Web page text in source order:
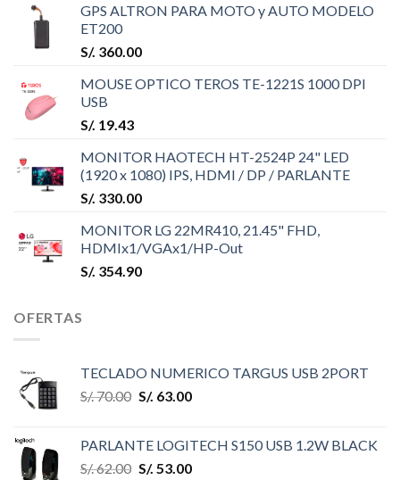
GPS ALTRON PARA MOTO y AUTO MODELO
ET200
S/. 360.00
MOUSE OPTICO TEROS TE-1221S 1000 DPI
USB
S/. 19.43
MONITOR HAOTECH HT-2524P 24" LED
(1920 x 1080) IPS, HDMI / DP / PARLANTE
S/. 330.00
MONITOR LG 22MR410, 21.45" FHD,
HDMIx1/VGAx1/HP-Out
S/. 354.90
OFERTAS
TECLADO NUMERICO TARGUS USB 2PORT
S/.70.00 S/. 63.00
PARLANTE LOGITECH S150 USB 1.2W BLACK
S/.62.00 S/. 53.00